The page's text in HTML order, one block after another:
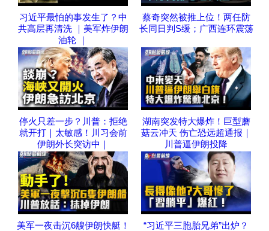
习近平最怕的事发生了？中
共高层再清洗 ｜美军炸伊朗
油轮 ｜
蔡奇突然被推上位！两任防
长同日判S缓；广西连环震荡
停火只差一步？川普：拒绝
就开打｜太敏感！川习会前
伊朗外长突访中｜
湖南突发特大爆炸！巨型蘑
菇云冲天 伤亡恐远超通报｜
川普逼伊朗投降
美军一夜击沉6艘伊朗快艇！ “习近平三胞胎兄弟”出炉？